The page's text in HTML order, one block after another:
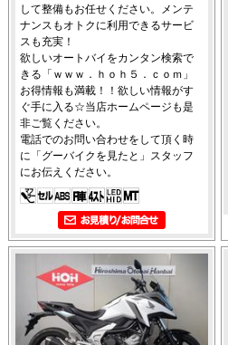
して整備もお任せください。メンテ
ナンスもオトクに利用できるサービ
スも充実！
欲しいオートバイをカンタン検索で
きる「ｗｗｗ．ｈｏｈ５．ｃｏｍ」
お得情報も満載！！欲しい情報がす
ぐ手に入る☆当店ホームページも是
非ご覧ください。
電話でのお問い合わせをして頂く時
に「グーバイクを見たと」スタッフ
にお伝えください。